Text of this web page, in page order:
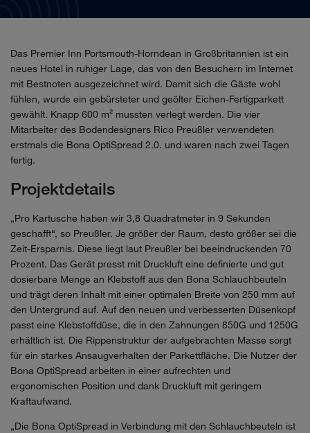
Das Premier Inn Portsmouth-Horndean in Großbritannien ist ein
neues Hotel in ruhiger Lage, das von den Besuchern im Internet
mit Bestnoten ausgezeichnet wird. Damit sich die Gäste wohl
fühlen, wurde ein gebürsteter und geölter Eichen-Fertigparkett
gewählt. Knapp 600 m² mussten verlegt werden. Die vier
Mitarbeiter des Bodendesigners Rico Preußler verwendeten
erstmals die Bona OptiSpread 2.0. und waren nach zwei Tagen
fertig.
Projektdetails
„Pro Kartusche haben wir 3,8 Quadratmeter in 9 Sekunden
geschafft“, so Preußler. Je größer der Raum, desto größer sei die
Zeit-Ersparnis. Diese liegt laut Preußler bei beeindruckenden 70
Prozent. Das Gerät presst mit Druckluft eine definierte und gut
dosierbare Menge an Klebstoff aus den Bona Schlauchbeuteln
und trägt deren Inhalt mit einer optimalen Breite von 250 mm auf
den Untergrund auf. Auf den neuen und verbesserten Düsenkopf
passt eine Klebstoffdüse, die in den Zahnungen 850G und 1250G
erhältlich ist. Die Rippenstruktur der aufgebrachten Masse sorgt
für ein starkes Ansaugverhalten der Parkettfläche. Die Nutzer der
Bona OptiSpread arbeiten in einer aufrechten und
ergonomischen Position und dank Druckluft mit geringem
Kraftaufwand.
„Die Bona OptiSpread in Verbindung mit den Schlauchbeuteln ist